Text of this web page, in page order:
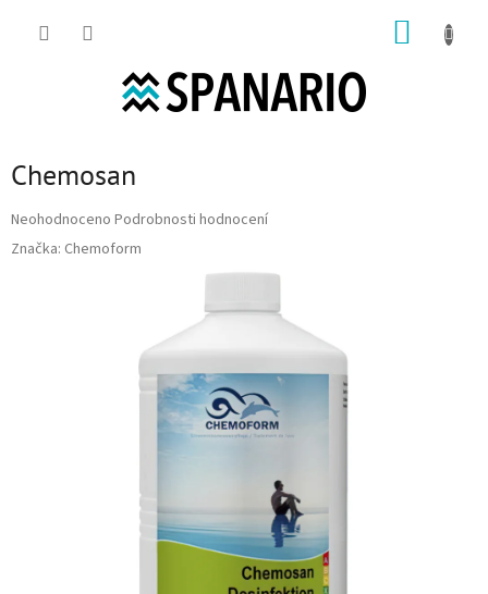
Chemosan
Průměrné hodnocení produktu je 0,0 z 5 hvězdiček.
Neohodnoceno Podrobnosti hodnocení
Značka: Chemoform